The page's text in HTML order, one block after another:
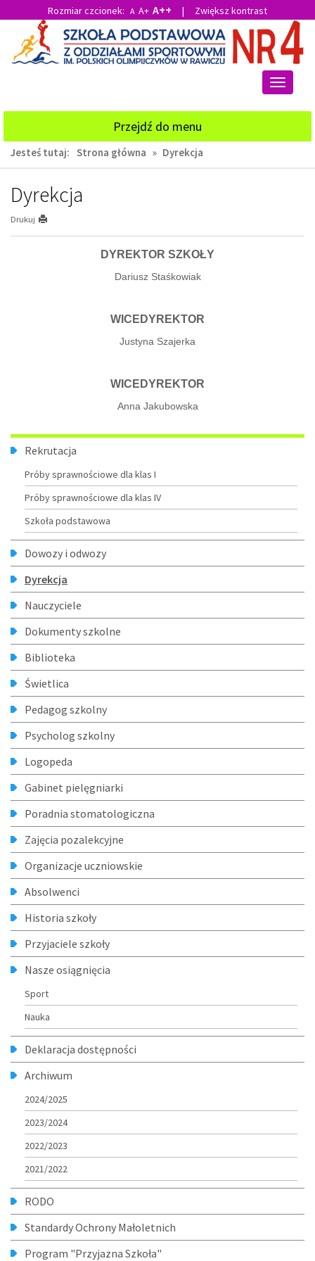
głównej
treści
wyszukiwarki
Rozmiar czcionek: A A+ A++ | Zwiększ kontrast
Przełącz
Przejdź do menu
Jesteś tutaj: Strona główna » Dyrekcja
Dyrekcja
Drukuj
DYREKTOR SZKOŁY
Dariusz Staśkowiak
WICEDYREKTOR
Justyna Szajerka
WICEDYREKTOR
Anna Jakubowska
MenuRekrutacja
Próby sprawnościowe dla klas I
Próby sprawnościowe dla klas IV
Szkoła podstawowa
Dowozy i odwozy
Dyrekcja
Nauczyciele
Dokumenty szkolne
Biblioteka
Świetlica
Pedagog szkolny
Psycholog szkolny
Logopeda
Gabinet pielęgniarki
Poradnia stomatologiczna
Zajęcia pozalekcyjne
Organizacje uczniowskie
Absolwenci
Historia szkoły
Przyjaciele szkoły
Nasze osiągnięcia
Sport
Nauka
Deklaracja dostępności
Archiwum
2024/2025
2023/2024
2022/2023
2021/2022
RODO
Standardy Ochrony Małoletnich
Program "Przyjazna Szkoła"